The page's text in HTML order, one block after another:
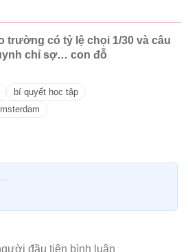
trường có tỷ lệ chọi 1/30 và câu
chỉ sợ… con đỗ
bí quyết học tập